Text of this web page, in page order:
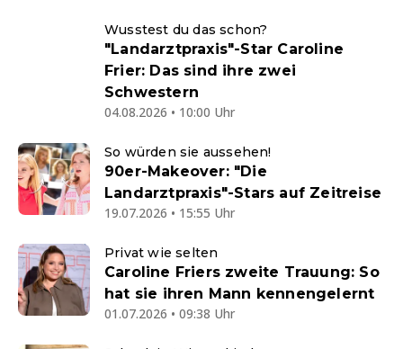
Wusstest du das schon?
"Landarztpraxis"-Star Caroline
Frier: Das sind ihre zwei
Schwestern
04.08.2026 • 10:00 Uhr
So würden sie aussehen!
90er-Makeover: "Die
Landarztpraxis"-Stars auf Zeitreise
19.07.2026 • 15:55 Uhr
Privat wie selten
Caroline Friers zweite Trauung: So
hat sie ihren Mann kennengelernt
01.07.2026 • 09:38 Uhr